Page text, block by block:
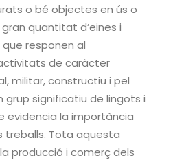
o bé objectes en ús o
quantitat d’eines i
responen al
de caràcter
militar, constructiu i pel
grup significatiu de lingots i
evidencia la importància
treballs. Tota aquesta
producció i comerç dels